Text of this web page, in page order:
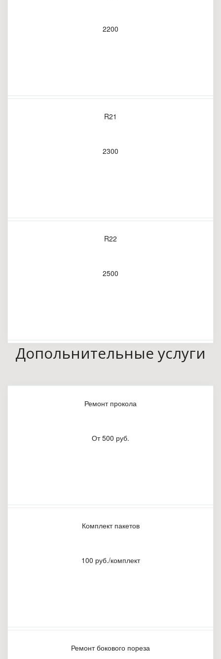
2200
R21
2300
R22
2500
Допольнительные услуги
Ремонт прокола
От 500 руб.
Комплект пакетов
100 руб./комплект
Ремонт бокового пореза